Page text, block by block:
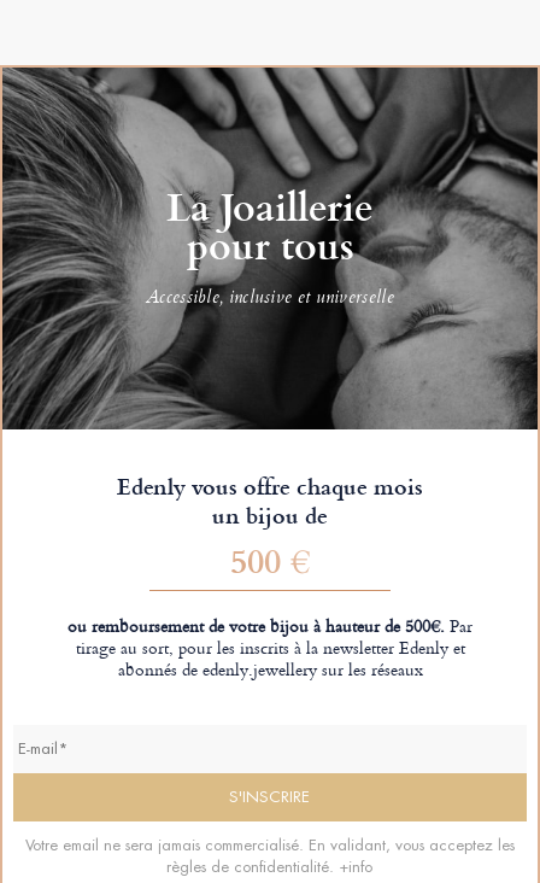
La Joaillerie
pour tous
Accessible, inclusive et universelle
Edenly vous offre chaque mois
un bijou de
500 €
ou remboursement de votre bijou à hauteur de 500€.Par
tirage au sort, pour les inscrits à la newsletter Edenly et
abonnés de edenly.jewellery sur les réseaux
Votre email ne sera jamais commercialisé. En validant, vous acceptez les
règles de confidentialité. +info